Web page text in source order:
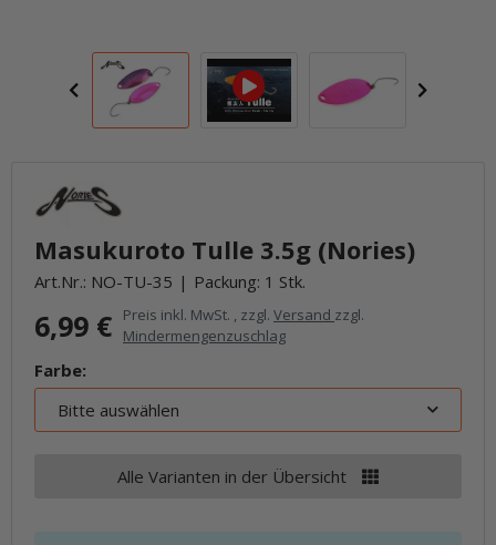
Masukuroto Tulle 3.5g (Nories)
Art.Nr.: NO-TU-35 Packung: 1 Stk.
6,99 € Preis inkl. MwSt. , zzgl. Versand zzgl.
Mindermengenzuschlag
Farbe:
Bitte auswählen
Alle Varianten in der Übersicht